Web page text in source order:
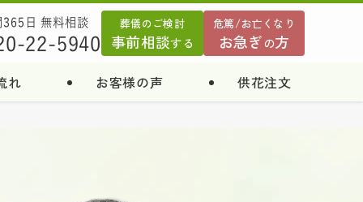
れ お客様の声 供花注文
365日 無料相談
22-5940
葬儀のご検討
事前相談する
危篤/お亡くなり
お急ぎの方